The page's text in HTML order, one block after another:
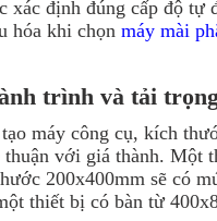
xác định đúng cấp độ tự
hóa khi chọn máy mài
trình và tải
máy công cụ, kích
với giá thành. Một
200x400mm sẽ có
thiết bị có bàn từ